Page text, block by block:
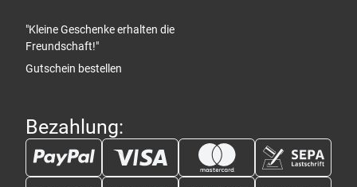
"Kleine Geschenke erhalten die
Freundschaft!"
Gutschein bestellen
Bezahlung: